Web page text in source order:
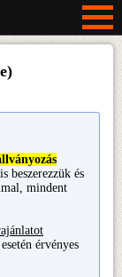
beszerezzük és
mindent
érvényes